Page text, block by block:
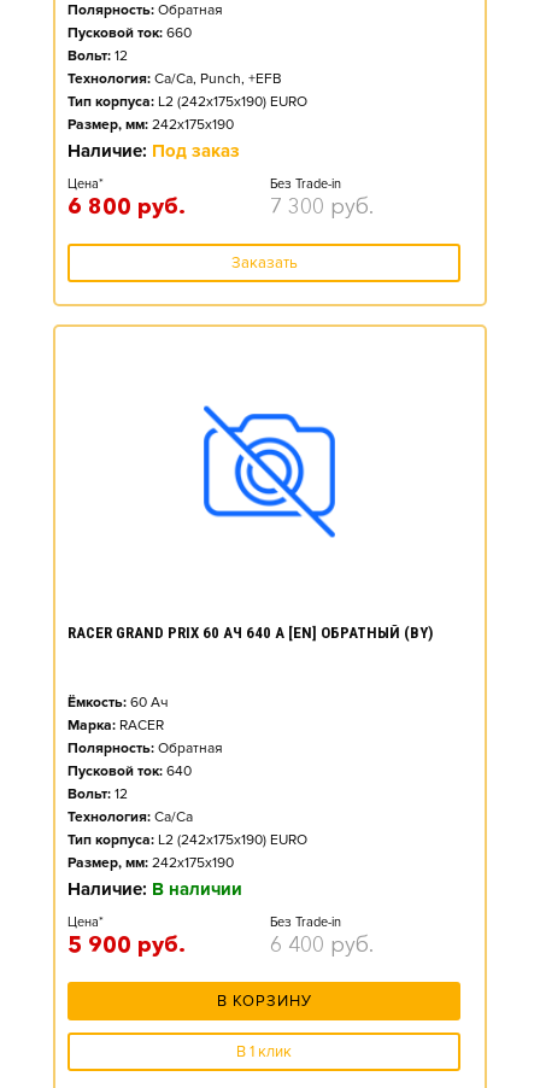
Полярность: Обратная
Пусковой ток: 660
Вольт: 12
Технология: Ca/Ca, Punch, +EFB
Тип корпуса: L2 (242x175x190) EURO
Размер, мм: 242x175x190
Наличие: Под заказ
Цена*
6 800 руб.
Без Trade-in
7 300 руб.
Заказать
RACER GRAND PRIX 60 АЧ 640 А [EN] ОБРАТНЫЙ (BY)
Ёмкость: 60 Ач
Марка: RACER
Полярность: Обратная
Пусковой ток: 640
Вольт: 12
Технология: Ca/Ca
Тип корпуса: L2 (242x175x190) EURO
Размер, мм: 242x175x190
Наличие: В наличии
Цена*
5 900 руб.
Без Trade-in
6 400 руб.
В КОРЗИНУ
В 1 клик